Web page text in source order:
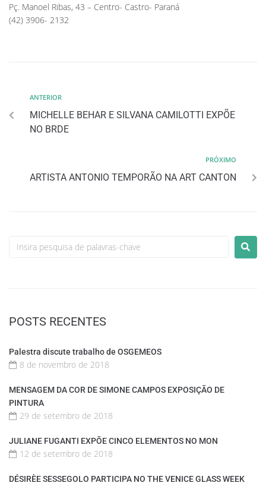
Pç. Manoel Ribas, 43 – Centro- Castro- Paraná
(42) 3906- 2132
ANTERIOR
MICHELLE BEHAR E SILVANA CAMILOTTI EXPÕE
NO BRDE
PRÓXIMO
ARTISTA ANTONIO TEMPORÃO NA ART CANTON
POSTS RECENTES
Palestra discute trabalho de OSGEMEOS
8 de novembro de 2018
MENSAGEM DA COR DE SIMONE CAMPOS EXPOSIÇÃO DE
PINTURA
29 de setembro de 2018
JULIANE FUGANTI EXPÕE CINCO ELEMENTOS NO MON
12 de setembro de 2018
DÉSIRÈE SESSEGOLO PARTICIPA NO THE VENICE GLASS WEEK